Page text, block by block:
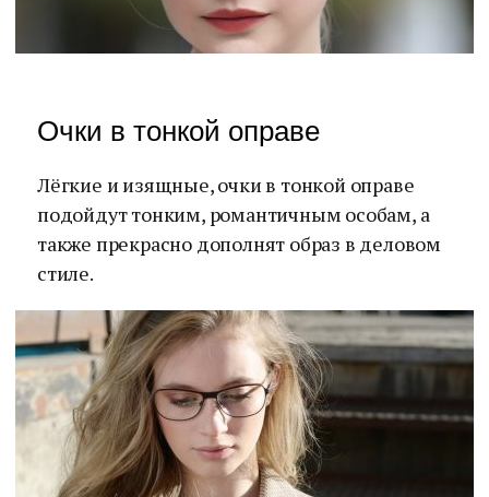
Очки в тонкой оправе
Лёгкие и изящные, очки в тонкой оправе
подойдут тонким, романтичным особам, а
также прекрасно дополнят образ в деловом
стиле.